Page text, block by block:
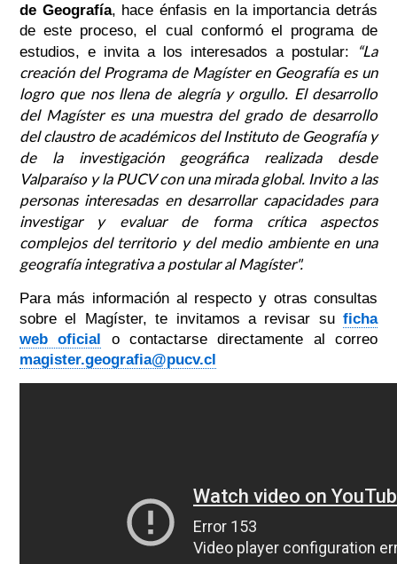
de Geografía, hace énfasis en la importancia detrás
de este proceso, el cual conformó el programa de
estudios, e invita a los interesados a postular:
“La
creación del Programa de Magíster en Geografía es un
logro que nos llena de alegría y orgullo. El desarrollo
del Magíster es una muestra del grado de desarrollo
del claustro de académicos del Instituto de Geografía y
de la investigación geográfica realizada desde
Valparaíso y la PUCV con una mirada global. Invito a las
personas interesadas en desarrollar capacidades para
investigar y evaluar de forma crítica aspectos
complejos del territorio y del medio ambiente en una
geografía integrativa a postular al Magíster".
Para más información al respecto y otras consultas
sobre el Magíster, te invitamos a revisar suficha
web oficial
o contactarse directamente al correo
magister.geografia@pucv.cl